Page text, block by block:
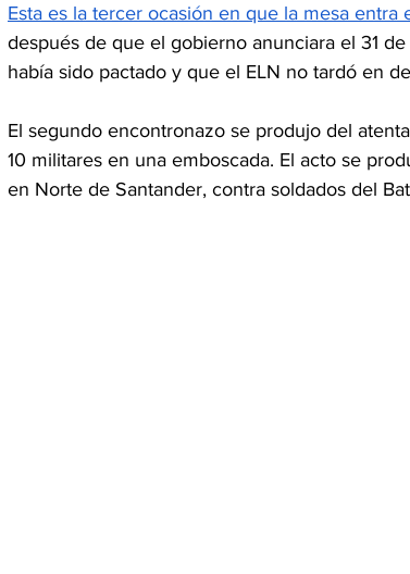
Esta es la tercer ocasión en que la mesa entra
después de que el gobierno anunciara el 31
había sido pactado y que el ELN no tardó en
El segundo encontronazo se produjo del
10 militares en una emboscada. El acto se
en Norte de Santander, contra soldados del